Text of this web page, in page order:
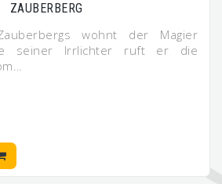
ZAUBERBERG
wohnt der Magier
seiner Irrlichter ruft er die